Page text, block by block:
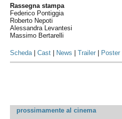
Rassegna stampa
Federico Pontiggia
Roberto Nepoti
Alessandra Levantesi
Massimo Bertarelli
Scheda|Cast News |Trailer Poster
prossimamente al cinema